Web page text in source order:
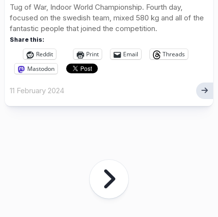
Tug of War, Indoor World Championship. Fourth day,
focused on the swedish team, mixed 580 kg and all of the
fantastic people that joined the competition.
Share this:
Reddit Print Email
Threads
Mastodon
11 February 2024